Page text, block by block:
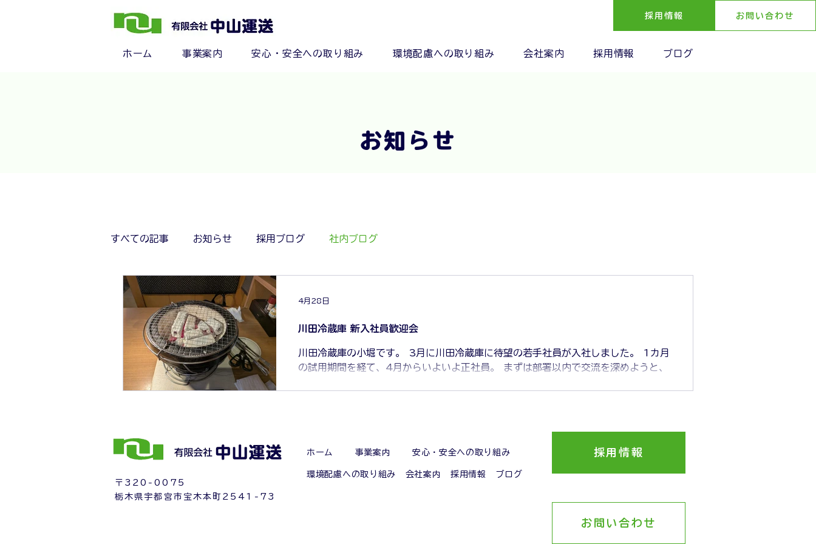
お問い合わせ
採用情報
ホーム 事業案内 安心・安全への取り組み 環境配慮への取り組み 会社案内 採用情報 ブログ
お知らせ
すべての記事 お知らせ 採用ブログ 社内ブログ
川田冷蔵庫 新入社員歓迎会
川田冷蔵庫の小堀です。 3月に川田冷蔵庫に待望の若手社員が入社しました。 1カ月
の試用期間を経て、4月からいよいよ正社員。 まずは部署以内で交流を深めようと、
プライベートも充実です。 新人君。君がこの冷蔵庫を背負って立つ未来を想像してい
ます。 さあ、週明けから6人力を合わせて頑張っていこう！
4月28日
〒320-0075
栃木県宇都宮市宝木本町2541-73
ホーム 事業案内 安心・安全への取り組み
環境配慮への取り組み 会社案内 採用情報 ブログ
採用情報
お問い合わせ